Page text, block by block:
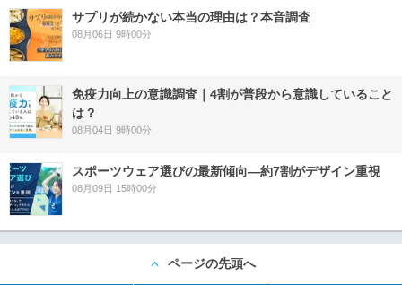
サプリが続かない本当の理由は？本音調査
08月06日 9時00分
免疫力向上の意識調査｜4割が普段から意識していること
は？
08月04日 9時00分
スポーツウェア選びの最新傾向―約7割がデザイン重視
08月09日 15時00分
ページの先頭へ